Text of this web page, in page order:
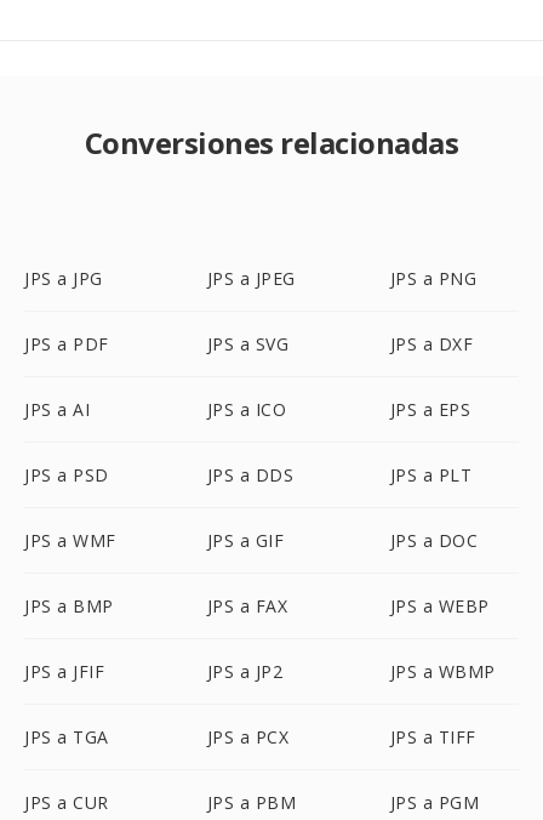
Conversiones relacionadas
JPS a JPG JPS a JPEG JPS a PNG
JPS a PDF JPS a SVG JPS a DXF
JPS a AI JPS a ICO JPS a EPS
JPS a PSD JPS a DDS JPS a PLT
JPS a WMF JPS a GIF JPS a DOC
JPS a BMP JPS a FAX JPS a WEBP
JPS a JFIF JPS a JP2 JPS a WBMP
JPS a TGA JPS a PCX JPS a TIFF
JPS a CUR JPS a PBM JPS a PGM